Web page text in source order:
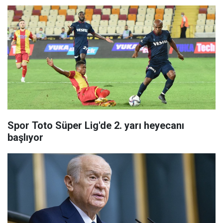
Spor Toto Süper Lig'de 2. yarı heyecanı
başlıyor